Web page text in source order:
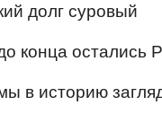
долг суровый